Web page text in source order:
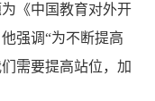
《中国教育对外开
强调“为不断提高
需要提高站位，加